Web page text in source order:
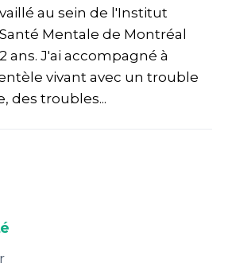
au sein de l'Institut
Mentale de Montréal
ans. J'ai accompagné à
vivant avec un trouble
des troubles...